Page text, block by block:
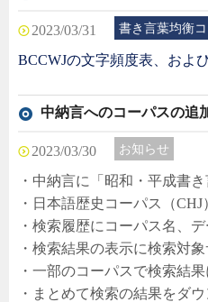
2023/03/31 書き言葉均衡
BCCWJの文字頻度表、およ
中納言へのコーパスの追
2023/03/30 お知らせ
・中納言に「昭和・平成書
・日本語歴史コーパス（
・検索履歴にコーパス名、
・検索結果の表示に検索対
・一部のコーパスで検索結
・まとめて検索の結果をダ